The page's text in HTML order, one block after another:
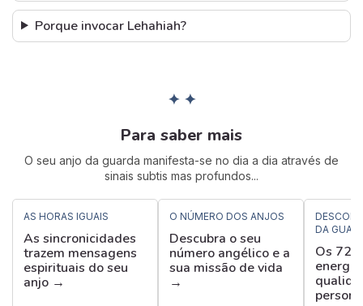
Porque invocar Lehahiah?
✦ ✦
Para saber mais
O seu anjo da guarda manifesta-se no dia a dia através de
sinais subtis mas profundos...
AS HORAS IGUAIS
As sincronicidades
trazem mensagens
espirituais do seu
anjo →
O NÚMERO DOS ANJOS
Descubra o seu
número angélico e a
sua missão de vida
→
DA
Os 72